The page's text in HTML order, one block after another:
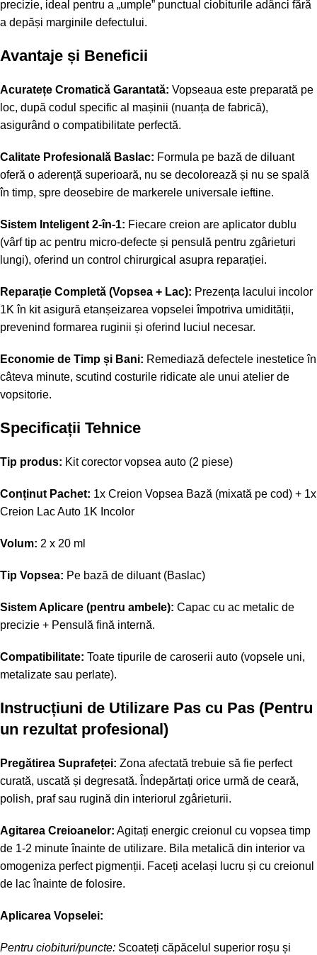
precizie, ideal pentru a „umple” punctual ciobiturile adânci fără
a depăși marginile defectului.
Avantaje și Beneficii
Acuratețe Cromatică Garantată: Vopseaua este preparată pe
loc, după codul specific al mașinii (nuanța de fabrică),
asigurând o compatibilitate perfectă.
Calitate Profesională Baslac: Formula pe bază de diluant
oferă o aderență superioară, nu se decolorează și nu se spală
în timp, spre deosebire de markerele universale ieftine.
Sistem Inteligent 2-în-1: Fiecare creion are aplicator dublu
(vârf tip ac pentru micro-defecte și pensulă pentru zgârieturi
lungi), oferind un control chirurgical asupra reparației.
Reparație Completă (Vopsea + Lac): Prezența lacului incolor
1K în kit asigură etanșeizarea vopselei împotriva umidității,
prevenind formarea ruginii și oferind luciul necesar.
Economie de Timp și Bani: Remediază defectele inestetice în
câteva minute, scutind costurile ridicate ale unui atelier de
vopsitorie.
Specificații Tehnice
Tip produs: Kit corector vopsea auto (2 piese)
Conținut Pachet: 1x Creion Vopsea Bază (mixată pe cod) + 1x
Creion Lac Auto 1K Incolor
Volum: 2 x 20 ml
Tip Vopsea: Pe bază de diluant (Baslac)
Sistem Aplicare (pentru ambele): Capac cu ac metalic de
precizie + Pensulă fină internă.
Compatibilitate: Toate tipurile de caroserii auto (vopsele uni,
metalizate sau perlate).
Instrucțiuni de Utilizare Pas cu Pas (Pentru
un rezultat profesional)
Pregătirea Suprafeței: Zona afectată trebuie să fie perfect
curată, uscată și degresată. Îndepărtați orice urmă de ceară,
polish, praf sau rugină din interiorul zgârieturii.
Agitarea Creioanelor: Agitați energic creionul cu vopsea timp
de 1-2 minute înainte de utilizare. Bila metalică din interior va
omogeniza perfect pigmenții. Faceți același lucru și cu creionul
de lac înainte de folosire.
Aplicarea Vopselei:
Pentru ciobituri/puncte: Scoateți căpăcelul superior roșu și